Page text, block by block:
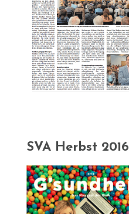
SVA Herbst 2016